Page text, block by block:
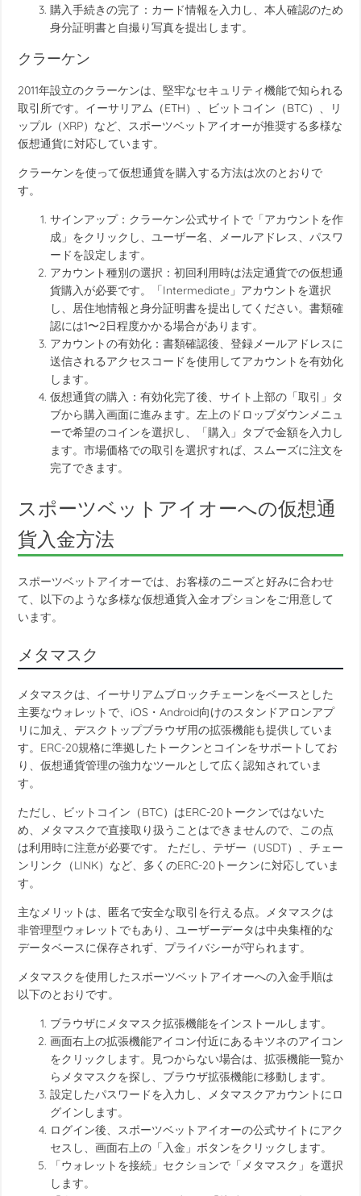
購入手続きの完了：カード情報を入力し、本人確認のため
身分証明書と自撮り写真を提出します。
クラーケン
2011年設立のクラーケンは、堅牢なセキュリティ機能で知られる
取引所です。イーサリアム（ETH）、ビットコイン（BTC）、リ
ップル（XRP）など、スポーツベットアイオーが推奨する多様な
仮想通貨に対応しています。
クラーケンを使って仮想通貨を購入する方法は次のとおりで
す。
サインアップ：クラーケン公式サイトで「アカウントを作
成」をクリックし、ユーザー名、メールアドレス、パスワ
ードを設定します。
アカウント種別の選択：初回利用時は法定通貨での仮想通
貨購入が必要です。「Intermediate」アカウントを選択
し、居住地情報と身分証明書を提出してください。書類確
認には1〜2日程度かかる場合があります。
アカウントの有効化：書類確認後、登録メールアドレスに
送信されるアクセスコードを使用してアカウントを有効化
します。
仮想通貨の購入：有効化完了後、サイト上部の「取引」タ
ブから購入画面に進みます。左上のドロップダウンメニュ
ーで希望のコインを選択し、「購入」タブで金額を入力し
ます。市場価格での取引を選択すれば、スムーズに注文を
完了できます。
スポーツベットアイオーへの仮想通
貨入金方法
スポーツベットアイオーでは、お客様のニーズと好みに合わせ
て、以下のような多様な仮想通貨入金オプションをご用意して
います。
メタマスク
メタマスクは、イーサリアムブロックチェーンをベースとした
主要なウォレットで、iOS・Android向けのスタンドアロンアプ
リに加え、デスクトップブラウザ用の拡張機能も提供していま
す。ERC-20規格に準拠したトークンとコインをサポートしてお
り、仮想通貨管理の強力なツールとして広く認知されていま
す。
ただし、ビットコイン（BTC）はERC-20トークンではないた
め、メタマスクで直接取り扱うことはできませんので、この点
は利用時に注意が必要です。 ただし、テザー（USDT）、チェー
ンリンク（LINK）など、多くのERC-20トークンに対応していま
す。
主なメリットは、匿名で安全な取引を行える点。メタマスクは
非管理型ウォレットでもあり、ユーザーデータは中央集権的な
データベースに保存されず、プライバシーが守られます。
メタマスクを使用したスポーツベットアイオーへの入金手順は
以下のとおりです。
ブラウザにメタマスク拡張機能をインストールします。
画面右上の拡張機能アイコン付近にあるキツネのアイコン
をクリックします。見つからない場合は、拡張機能一覧か
らメタマスクを探し、ブラウザ拡張機能に移動します。
設定したパスワードを入力し、メタマスクアカウントにロ
グインします。
ログイン後、スポーツベットアイオーの公式サイトにアク
セスし、画面右上の「入金」ボタンをクリックします。
「ウォレットを接続」セクションで「メタマスク」を選択
します。